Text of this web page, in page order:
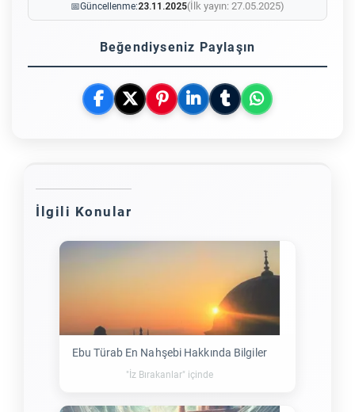
📅Güncellenme:23.11.2025(İlk yayın: 27.05.2025)
Beğendiyseniz Paylaşın
İlgili Konular
Ebu Türab En Nahşebi Hakkında Bilgiler
"İz Bırakanlar" içinde